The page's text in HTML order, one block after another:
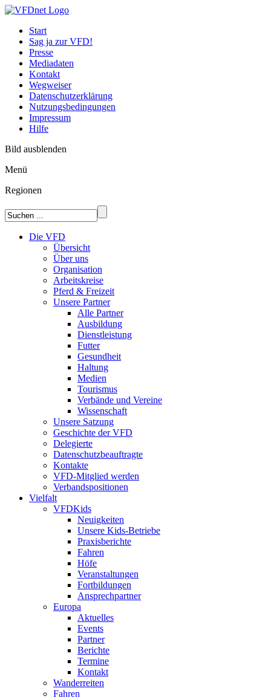
Start
Sag ja zur VFD!
Presse
Mediadaten
Kontakt
Wegweiser
Datenschutzerklärung
Nutzungsbedingungen
Impressum
Hilfe
Bild ausblenden
Menü
Regionen
Die VFD
Übersicht
Über uns
Organisation
Arbeitskreise
Pferd & Freizeit
Unsere Partner
Alle Partner
Ausbildung
Dienstleistung
Futter
Gesundheit
Haltung
Medien
Tourismus
Verbände und Vereine
Wissenschaft
Unsere Satzung
Geschichte der VFD
Delegierte
Datenschutzbeauftragte
Kontakte
VFD-Mitglied werden
Verbandspositionen
Vielfalt
VFDKids
Neuigkeiten
Unsere Kids-Betriebe
Praxisberichte
Fahren
Höfe
Veranstaltungen
Fortbildungen
Ansprechpartner
Europa
Aktuelles
Events
Partner
Berichte
Termine
Kontakt
Wanderreiten
Fahren